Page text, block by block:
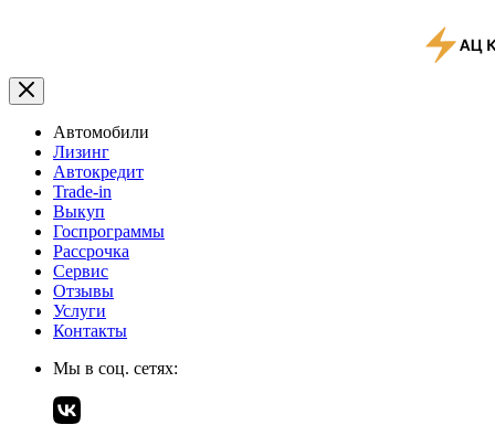
Автомобили
Лизинг
Автокредит
Trade-in
Выкуп
Госпрограммы
Рассрочка
Сервис
Отзывы
Услуги
Контакты
Мы в соц. сетях: